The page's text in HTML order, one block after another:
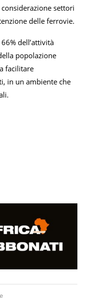
settori
delle ferrovie.
dell’attività
popolazione
facilitare
in un ambiente che